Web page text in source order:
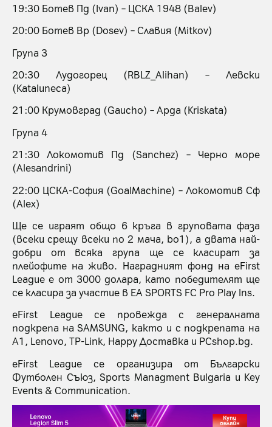
19:30 Ботев Пд (Ivan) – ЦСКА 1948 (Balev)
20:00 Ботев Вр (Dosev) – Славия (Mitkov)
Група 3
20:30 Лудогорец (RBLZ_Alihan) – Левски
(Kataluneca)
21:00 Крумовград (Gaucho) – Арда (Kriskata)
Група 4
21:30 Локомотив Пд (Sanchez) – Черно море
(Alesandrini)
22:00 ЦСКА-София (GoalMachine) – Локомотив Сф
(Alex)
Ще се играят общо 6 кръга в груповата фаза
(всеки срещу всеки по 2 мача, bo1), а двата най-
добри от всяка група ще се класират за
плейофите на живо. Наградният фонд на eFirst
League е от 3000 долара, като победителят ще
се класира за участие в EA SPORTS FC Pro Play Ins.
eFirst League се провежда с генералната
подкрепа на SAMSUNG, както и с подкрепата на
А1, Lenovo, TP-Link, Happy Доставка и PCshop.bg.
eFirst League се организира от Български
Футболен Съюз, Sports Managment Bulgaria и Key
Events & Communication.